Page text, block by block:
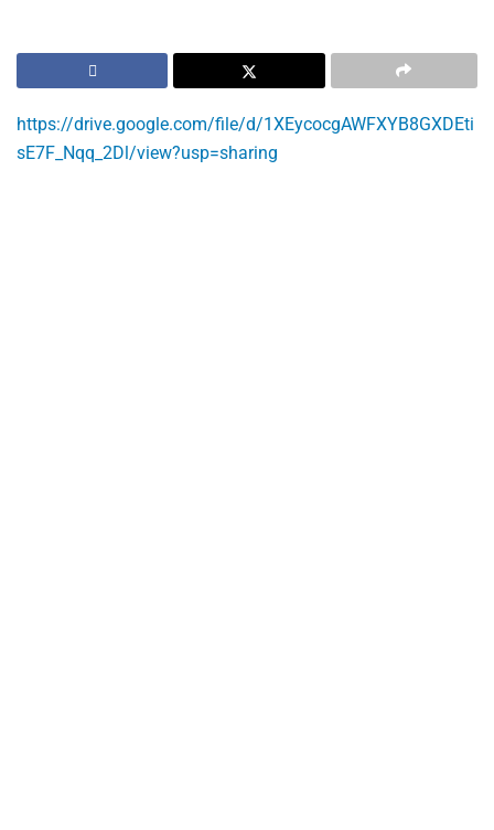
https://drive.google.com/file/d/1XEycocgAWFXYB8GXDEti
sE7F_Nqq_2Dl/view?usp=sharing